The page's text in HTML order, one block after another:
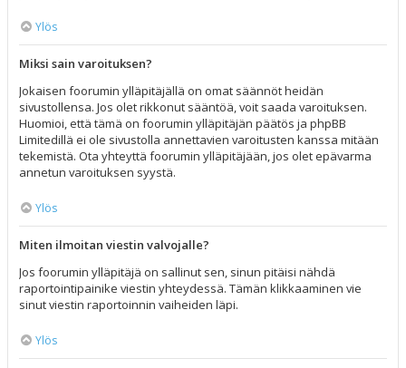
Ylös
Miksi sain varoituksen?
Jokaisen foorumin ylläpitäjällä on omat säännöt heidän
sivustollensa. Jos olet rikkonut sääntöä, voit saada varoituksen.
Huomioi, että tämä on foorumin ylläpitäjän päätös ja phpBB
Limitedillä ei ole sivustolla annettavien varoitusten kanssa mitään
tekemistä. Ota yhteyttä foorumin ylläpitäjään, jos olet epävarma
annetun varoituksen syystä.
Ylös
Miten ilmoitan viestin valvojalle?
Jos foorumin ylläpitäjä on sallinut sen, sinun pitäisi nähdä
raportointipainike viestin yhteydessä. Tämän klikkaaminen vie
sinut viestin raportoinnin vaiheiden läpi.
Ylös